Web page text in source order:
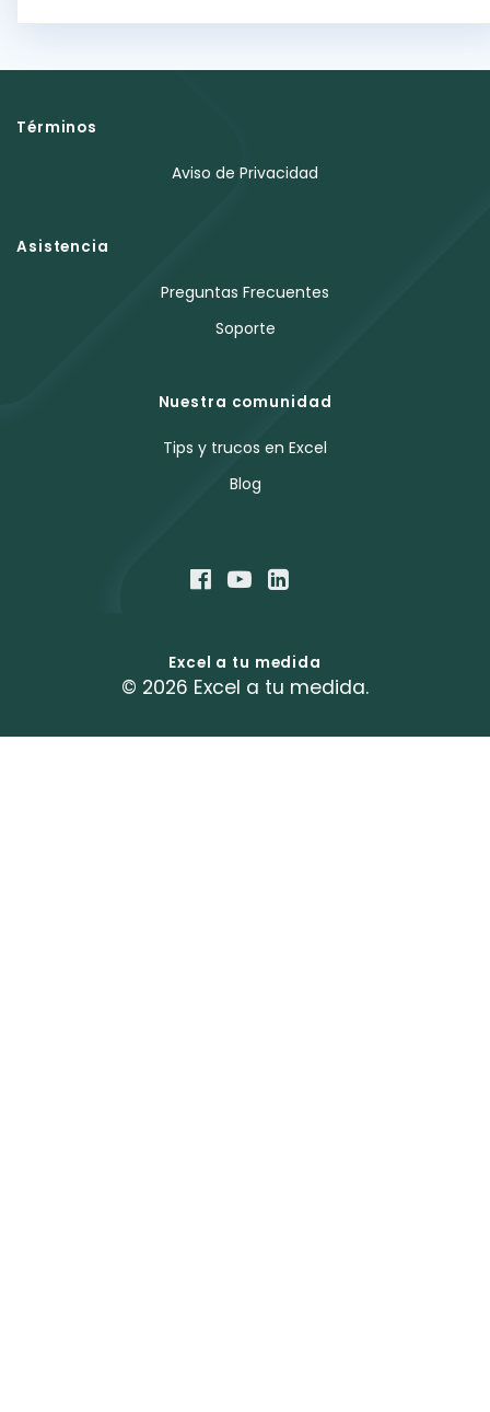
Términos
Aviso de Privacidad
Asistencia
Preguntas Frecuentes
Soporte
Nuestra comunidad
Tips y trucos en Excel
Blog
Excel a tu medida
© 2026 Excel a tu medida.